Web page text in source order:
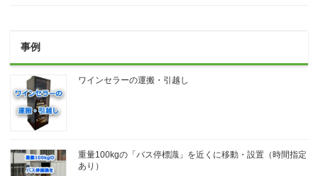
事例
ワインセラーの運搬・引越し
重量100kgの「バス停標識」を近くに移動・設置（時間指定
あり）